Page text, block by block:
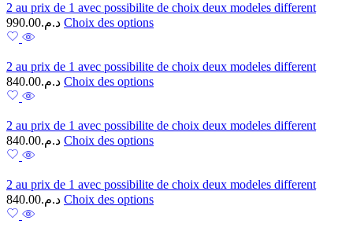
2 au prix de 1 avec possibilite de choix deux modeles different
د.م.990.00 Choix des options
2 au prix de 1 avec possibilite de choix deux modeles different
د.م.840.00 Choix des options
2 au prix de 1 avec possibilite de choix deux modeles different
د.م.840.00 Choix des options
2 au prix de 1 avec possibilite de choix deux modeles different
د.م.840.00 Choix des options